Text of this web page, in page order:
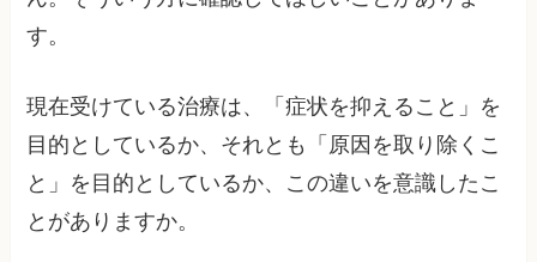
す。
現在受けている治療は、「症状を抑えること」を
目的としているか、それとも「原因を取り除くこ
と」を目的としているか、この違いを意識したこ
とがありますか。